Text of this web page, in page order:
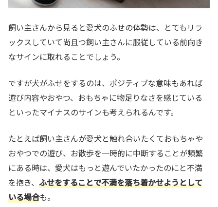
飼い主さんから見ると愛犬のふせの体勢は、とてもリラ
ックスしていて尚且つ飼い主さんに服従している前向き
なサインに取れることでしょう。
ですが犬がふせをするのは、ポジティブな意味もあれば
遊び内容やおやつ、おもちゃに物足りなさを感じている
といったマイナスのサインも考えられるんです。
たとえば飼い主さんが愛犬と触れ合いたくておもちゃや
おやつでの遊び、お散歩を一時的に中断することが頻繁
にある時は、愛犬はもっと遊んでいたかったのにと不満
を抱き、ふせをすることで不満を落ち着かせようとして
いる場合も。